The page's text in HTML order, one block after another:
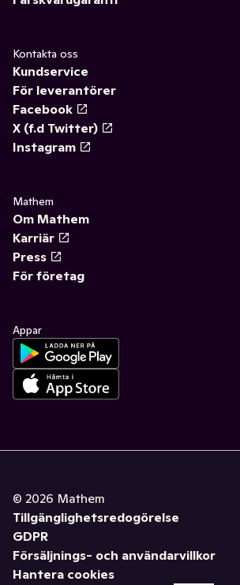
Kontakta oss
Kundservice
För leverantörer
Facebook
X (f.d Twitter)
Instagram
Mathem
Om Mathem
Karriär
Press
För företag
Appar
© 2026 Mathem
Tillgänglighetsredogörelse
GDPR
Försäljnings- och användarvillkor
Hantera cookies